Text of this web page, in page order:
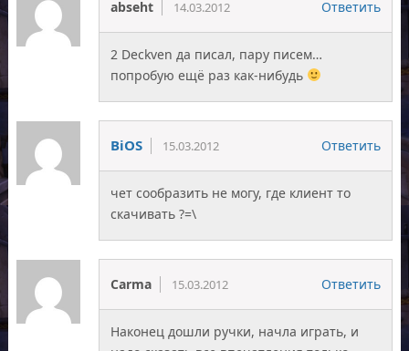
abseht 14.03.2012 Ответить
2 Deckven да писал, пару писем…
попробую ещё раз как-нибудь
BiOS 15.03.2012 Ответить
чет сообразить не могу, где клиент то
скачивать ?=\
Carma 15.03.2012 Ответить
Наконец дошли ручки, начла играть, и